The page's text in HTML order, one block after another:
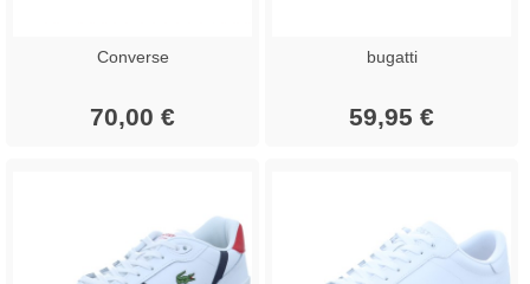
Converse
70,00 €
bugatti
59,95 €